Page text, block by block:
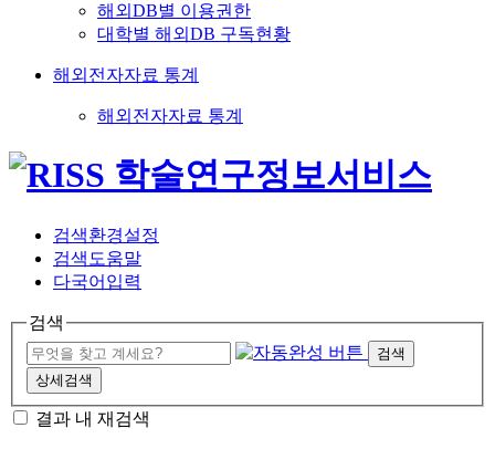
해외DB별 이용권한
대학별 해외DB 구독현황
해외전자자료 통계
해외전자자료 통계
검색환경설정
검색도움말
다국어입력
검색
검색
상세검색
결과 내 재검색